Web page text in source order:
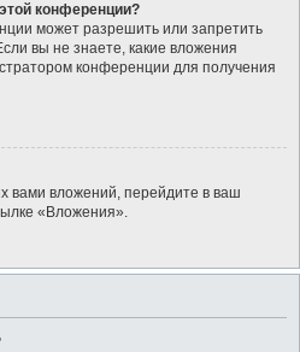
конференции?
может разрешить или запретить
вы не знаете, какие вложения
конференции для получения
вами вложений, перейдите в ваш
«Вложения».